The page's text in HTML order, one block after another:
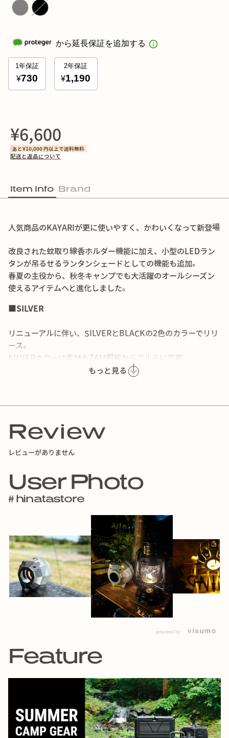
¥6,600
あと¥10,000 円以上で送料無料
配送と返品について
Item Info Brand
もっと見る
人気商品のKAYARIが更に使いやすく、かわいくなって新登場
改良された蚊取り線香ホルダー機能に加え、小型のLEDラン
タンが吊るせるランタンシェードとしての機能も追加。
春夏の主役から、秋冬キャンプでも大活躍のオールシーズン
使えるアイテムへと進化しました。
■SILVER
リニューアルに伴い、SILVERとBLACKの2色のカラーでリリ
ース。
SILVERカラーは素材をZAM鋼板からアルミに変更。
この仕様素材の変更により旧型よりさらに澄んで美しいシル
ーの色味の美しさがアップしました。
■BLACK
新カラーのBLACKは
トやタープにも馴染みやすい質感で、ブラックで統一したサ
イトにファニーな魅力のアクセントを加えます。
キャンプサイトに馴染みつつも存在感を放つマットブラック
色や質感のコントラストも美しく、片方は蚊遣り、片方はラ
ンプシェードと2つ並べての使用もおすすめです。
■蚊取り線香ホルダー部分の改良
旧型から蚊取り線香ホルダー部分の取付位置を変更。
蚊取り線香が取り付けやすいのに外れにくく、よりストレス
のない仕様にアップグレードしました。
KAYARIとしての真価を発揮します。
頭頂部に新たにフックを追加し、小型のLEDランタンを吊
ーとして、秋冬はランタンシェードと
オールシーズン活躍できるキャンプのス
タメンに。
【使用上の注意】
Review
レビューがありません
User Photo
# hinatastore
powered by
Feature